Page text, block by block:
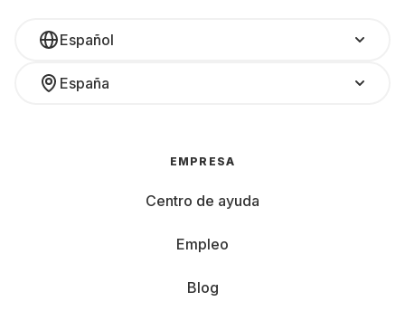
Español
España
EMPRESA
Centro de ayuda
Empleo
Blog